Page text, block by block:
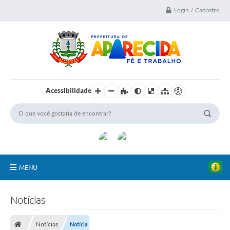
Login / Cadastro
Acessibilidade
MENU
Notícias
Notícias Notícia